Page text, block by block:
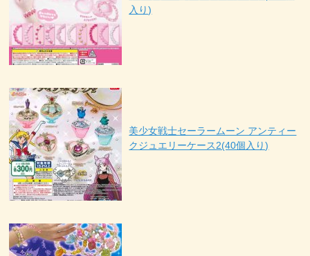
入り)
美少女戦士セーラームーン アンティー
クジュエリーケース2(40個入り)